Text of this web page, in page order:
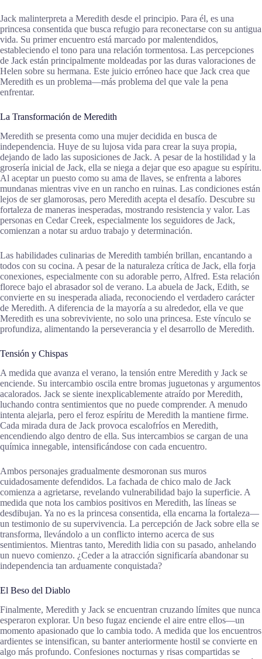
Jack malinterpreta a Meredith desde el principio. Para él, es una
princesa consentida que busca refugio para reconectarse con su antigua
vida. Su primer encuentro está marcado por malentendidos,
estableciendo el tono para una relación tormentosa. Las percepciones
de Jack están principalmente moldeadas por las duras valoraciones de
Helen sobre su hermana. Este juicio erróneo hace que Jack crea que
Meredith es un problema—más problema del que vale la pena
enfrentar.
La Transformación de Meredith
Meredith se presenta como una mujer decidida en busca de
independencia. Huye de su lujosa vida para crear la suya propia,
dejando de lado las suposiciones de Jack. A pesar de la hostilidad y la
grosería inicial de Jack, ella se niega a dejar que eso apague su espíritu.
Al aceptar un puesto como su ama de llaves, se enfrenta a labores
mundanas mientras vive en un rancho en ruinas. Las condiciones están
lejos de ser glamorosas, pero Meredith acepta el desafío. Descubre su
fortaleza de maneras inesperadas, mostrando resistencia y valor. Las
personas en Cedar Creek, especialmente los seguidores de Jack,
comienzan a notar su arduo trabajo y determinación.
Las habilidades culinarias de Meredith también brillan, encantando a
todos con su cocina. A pesar de la naturaleza crítica de Jack, ella forja
conexiones, especialmente con su adorable perro, Alfred. Esta relación
florece bajo el abrasador sol de verano. La abuela de Jack, Edith, se
convierte en su inesperada aliada, reconociendo el verdadero carácter
de Meredith. A diferencia de la mayoría a su alrededor, ella ve que
Meredith es una sobreviviente, no solo una princesa. Este vínculo se
profundiza, alimentando la perseverancia y el desarrollo de Meredith.
Tensión y Chispas
A medida que avanza el verano, la tensión entre Meredith y Jack se
enciende. Su intercambio oscila entre bromas juguetonas y argumentos
acalorados. Jack se siente inexplicablemente atraído por Meredith,
luchando contra sentimientos que no puede comprender. A menudo
intenta alejarla, pero el feroz espíritu de Meredith la mantiene firme.
Cada mirada dura de Jack provoca escalofríos en Meredith,
encendiendo algo dentro de ella. Sus intercambios se cargan de una
química innegable, intensificándose con cada encuentro.
Ambos personajes gradualmente desmoronan sus muros
cuidadosamente defendidos. La fachada de chico malo de Jack
comienza a agrietarse, revelando vulnerabilidad bajo la superficie. A
medida que nota los cambios positivos en Meredith, las líneas se
desdibujan. Ya no es la princesa consentida, ella encarna la fortaleza—
un testimonio de su supervivencia. La percepción de Jack sobre ella se
transforma, llevándolo a un conflicto interno acerca de sus
sentimientos. Mientras tanto, Meredith lidia con su pasado, anhelando
un nuevo comienzo. ¿Ceder a la atracción significaría abandonar su
independencia tan arduamente conquistada?
El Beso del Diablo
Finalmente, Meredith y Jack se encuentran cruzando límites que nunca
esperaron explorar. Un beso fugaz enciende el aire entre ellos—un
momento apasionado que lo cambia todo. A medida que los encuentros
ardientes se intensifican, su banter anteriormente hostil se convierte en
algo más profundo. Confesiones nocturnas y risas compartidas se